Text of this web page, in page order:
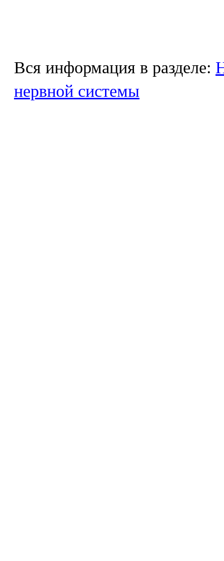
Вся информация в разделе:
нервной системы